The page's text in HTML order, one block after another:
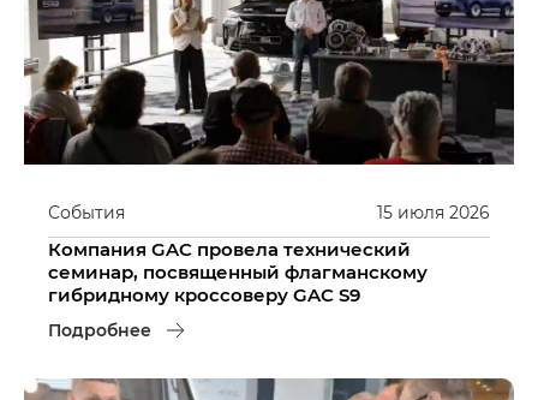
15 июля 2026
События
Компания GAC провела технический
семинар, посвященный флагманскому
гибридному кроссоверу GAC S9
Подробнее